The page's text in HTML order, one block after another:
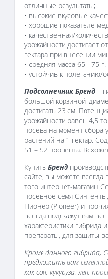
отличные результаты;
• высокие вкусовые
• хорошие показателе
• качественная/
урожайности достигает
гектара при внесении
• средняя масса 65 - 75
• устойчив к полеганию/
Подсолнечник Бренд –
большой корзиной,
достигать 23 см.
урожайности равен 4,5
посева на момент сбора
растений на 1 гектар.
51 – 52 процента.
Купить Бренд
сайте, вы можете всегда
того интернет-магазин
посевное семя
Пионер (Pioneer) и
всегда подскажут вам
характеристики гибрида
препараты, для защиты
Кроме данного гибрида,
предложить вам
как соя, кукуруза, лен,